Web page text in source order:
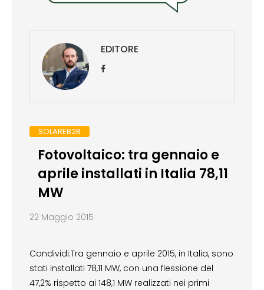
EDITORE
SOLAREB2B
Fotovoltaico: tra gennaio e
aprile installati in Italia 78,11
MW
22 Maggio 2015
Condividi:Tra gennaio e aprile 2015, in Italia, sono
stati installati 78,11 MW, con una flessione del
47,2% rispetto ai 148,1 MW realizzati nei primi